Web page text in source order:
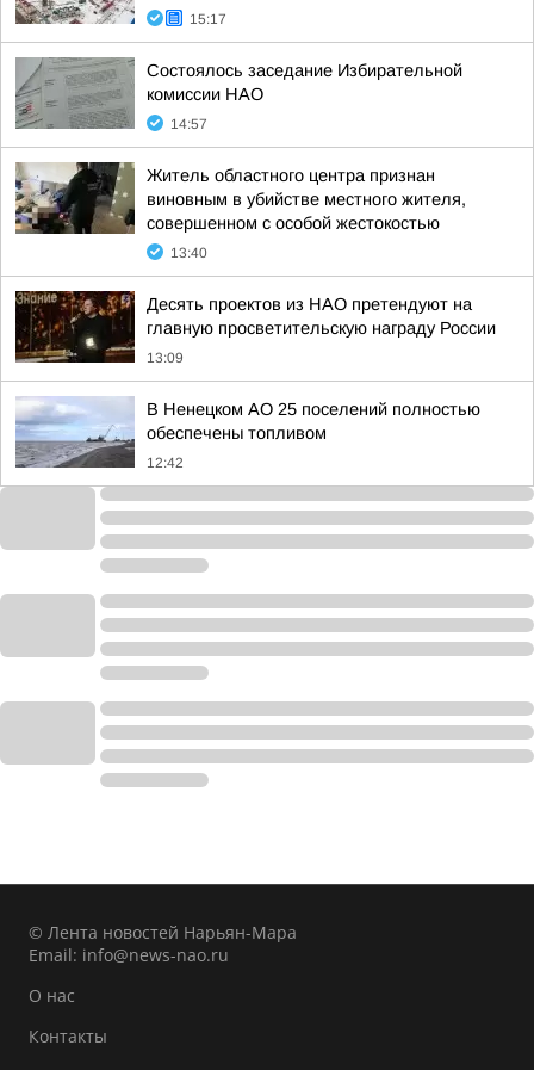
15:17
Состоялось заседание Избирательной
комиссии НАО
14:57
Житель областного центра признан
виновным в убийстве местного жителя,
совершенном с особой жестокостью
13:40
Десять проектов из НАО претендуют на
главную просветительскую награду России
13:09
В Ненецком АО 25 поселений полностью
обеспечены топливом
12:42
© Лента новостей Нарьян-Мара
Email: info@news-nao.ru
О нас
Контакты